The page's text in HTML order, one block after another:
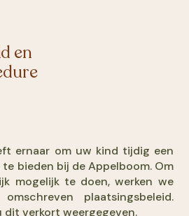
en
ernaar om uw kind tijdig een
bieden bij de Appelboom. Om
mogelijk te doen, werken we
plaatsingsbeleid.
verkort weergegeven.